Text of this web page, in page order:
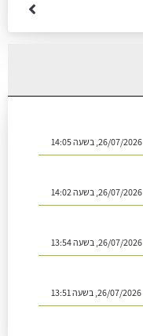
26/07/2026, בשעה 14:05
26/07/2026, בשעה 14:02
26/07/2026, בשעה 13:54
26/07/2026, בשעה 13:51
26/07/2026, בשעה 14:08